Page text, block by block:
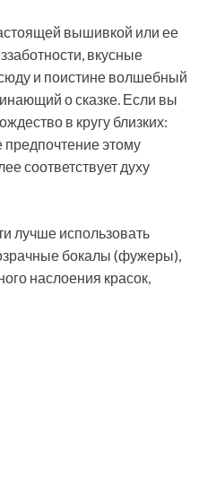
вышивкой или ее
вкусные
и поистине волшебный
о сказке. Если вы
в кругу близких:
предпочтение этому
соответствует духу
лучше использовать
бокалы (фужеры),
наслоения красок,